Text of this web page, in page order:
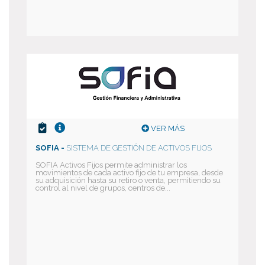
VER MÁS
SOFIA - SISTEMA DE GESTIÓN DE ACTIVOS FIJOS
SOFIA Activos Fijos permite administrar los
movimientos de cada activo fijo de tu empresa, desde
su adquisición hasta su retiro o venta, permitiendo su
control al nivel de grupos, centros de...